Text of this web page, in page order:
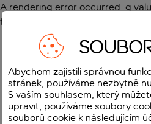
A rendering error occurred:
function
Abychom zajistili správnou
stránek, používáme nezbytně
S vaším souhlasem, který
upravit, používáme soubory
souborů cookie k následujícím